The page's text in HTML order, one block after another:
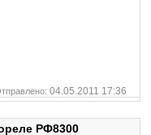
04.05.2011 17:36
РФ8300